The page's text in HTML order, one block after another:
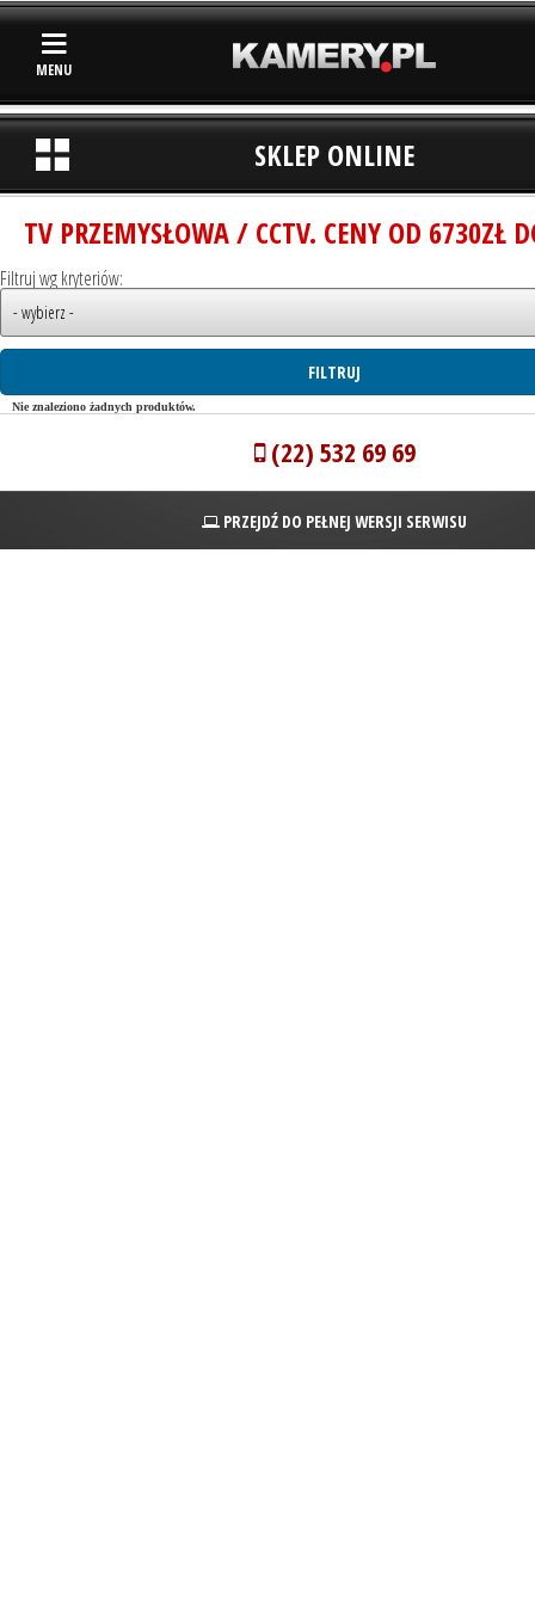
MENU
SKLEP ONLINE
TV PRZEMYSŁOWA / CCTV. CENY OD 6730ZŁ
Filtruj wg kryteriów:
Nie znaleziono żadnych produktów.
(22) 532 69 69
PRZEJDŹ DO PEŁNEJ WERSJI SERWISU